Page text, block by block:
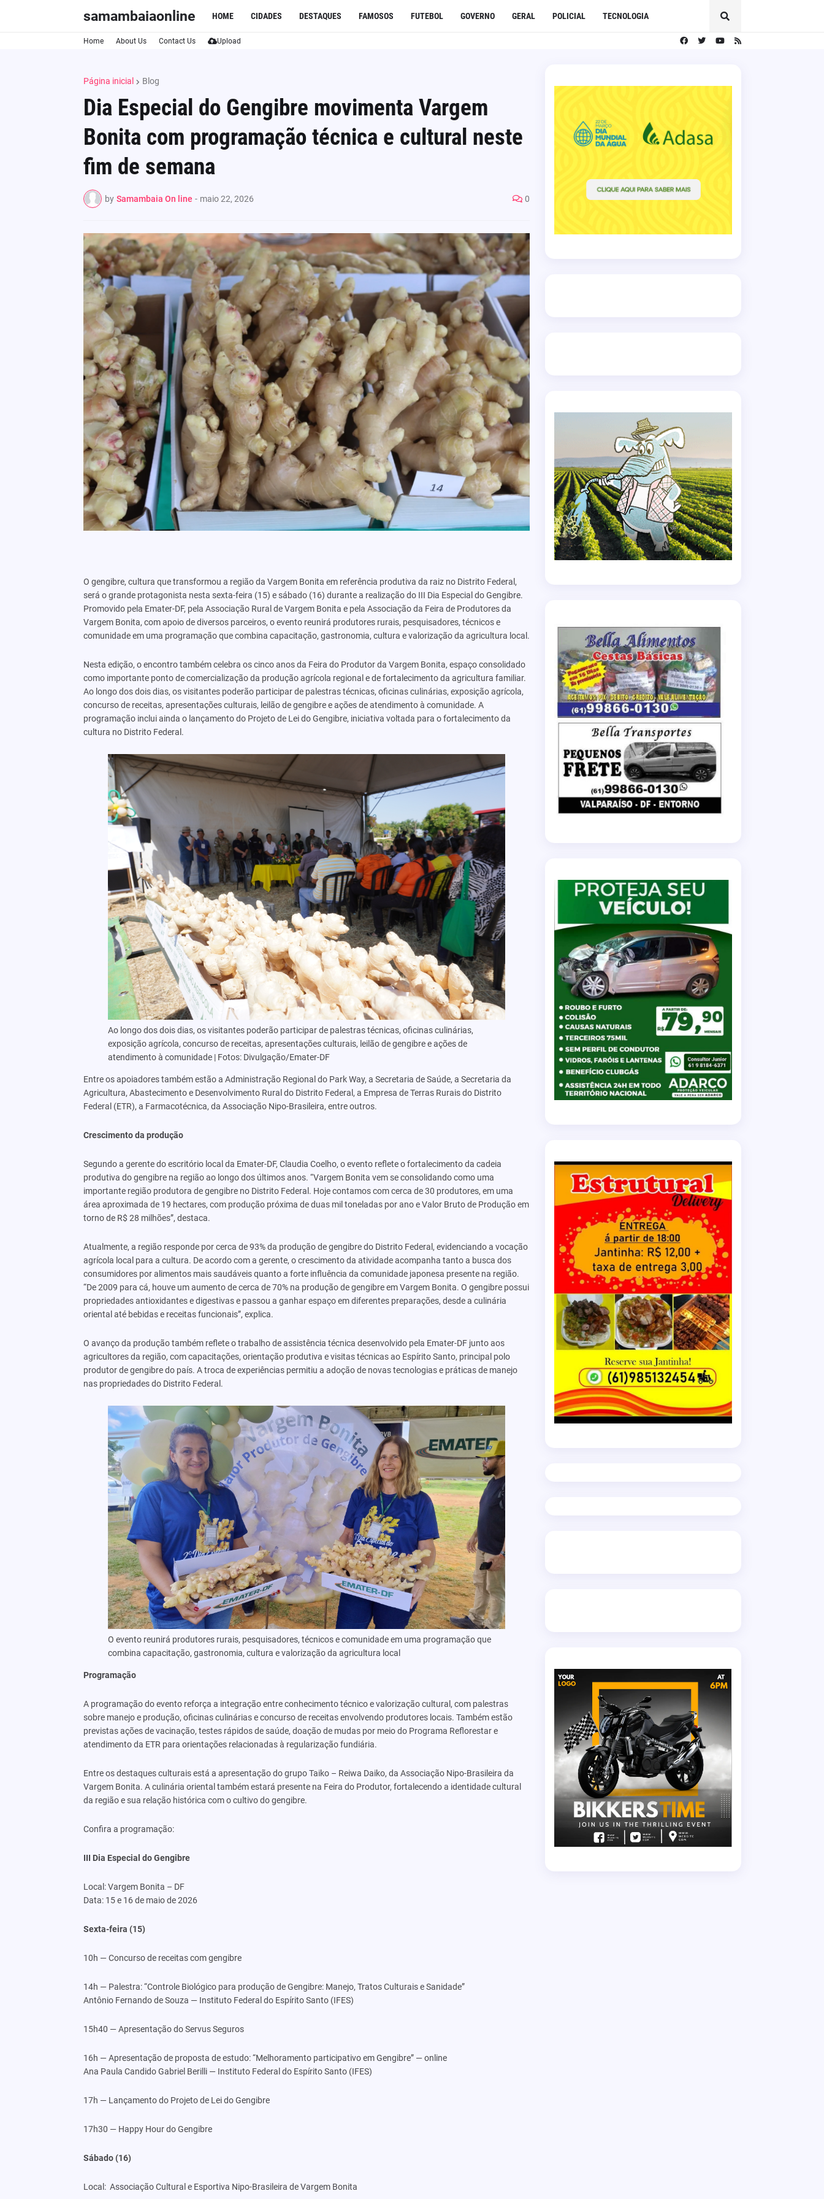
samambaiaonline HOME CIDADES DESTAQUES FAMOSOS FUTEBOL GOVERNO GERAL POLICIAL TECNOLOGIA
Home About Us Contact Us Upload
Página inicial Blog
Dia Especial do Gengibre movimenta Vargem
Bonita com programação técnica e cultural neste
fim de semana
by Samambaia On line - maio 22, 2026 0
O gengibre, cultura que transformou a região da Vargem Bonita em referência produtiva da raiz no Distrito Federal,
será o grande protagonista nesta sexta-feira (15) e sábado (16) durante a realização do III Dia Especial do Gengibre.
Promovido pela Emater-DF, pela Associação Rural de Vargem Bonita e pela Associação da Feira de Produtores da
Vargem Bonita, com apoio de diversos parceiros, o evento reunirá produtores rurais, pesquisadores, técnicos e
comunidade em uma programação que combina capacitação, gastronomia, cultura e valorização da agricultura local.
Nesta edição, o encontro também celebra os cinco anos da Feira do Produtor da Vargem Bonita, espaço consolidado
como importante ponto de comercialização da produção agrícola regional e de fortalecimento da agricultura familiar.
Ao longo dos dois dias, os visitantes poderão participar de palestras técnicas, oficinas culinárias, exposição agrícola,
concurso de receitas, apresentações culturais, leilão de gengibre e ações de atendimento à comunidade. A
programação inclui ainda o lançamento do Projeto de Lei do Gengibre, iniciativa voltada para o fortalecimento da
cultura no Distrito Federal.
Ao longo dos dois dias, os visitantes poderão participar de palestras técnicas, oficinas culinárias,
exposição agrícola, concurso de receitas, apresentações culturais, leilão de gengibre e ações de
atendimento à comunidade | Fotos: Divulgação/Emater-DF
Entre os apoiadores também estão a Administração Regional do Park Way, a Secretaria de Saúde, a Secretaria da
Agricultura, Abastecimento e Desenvolvimento Rural do Distrito Federal, a Empresa de Terras Rurais do Distrito
Federal (ETR), a Farmacotécnica, da Associação Nipo-Brasileira, entre outros.
Crescimento da produção
Segundo a gerente do escritório local da Emater-DF, Claudia Coelho, o evento reflete o fortalecimento da cadeia
produtiva do gengibre na região ao longo dos últimos anos. “Vargem Bonita vem se consolidando como uma
importante região produtora de gengibre no Distrito Federal. Hoje contamos com cerca de 30 produtores, em uma
área aproximada de 19 hectares, com produção próxima de duas mil toneladas por ano e Valor Bruto de Produção em
torno de R$ 28 milhões”, destaca.
Atualmente, a região responde por cerca de 93% da produção de gengibre do Distrito Federal, evidenciando a vocação
agrícola local para a cultura. De acordo com a gerente, o crescimento da atividade acompanha tanto a busca dos
consumidores por alimentos mais saudáveis quanto a forte influência da comunidade japonesa presente na região.
“De 2009 para cá, houve um aumento de cerca de 70% na produção de gengibre em Vargem Bonita. O gengibre possui
propriedades antioxidantes e digestivas e passou a ganhar espaço em diferentes preparações, desde a culinária
oriental até bebidas e receitas funcionais”, explica.
O avanço da produção também reflete o trabalho de assistência técnica desenvolvido pela Emater-DF junto aos
agricultores da região, com capacitações, orientação produtiva e visitas técnicas ao Espírito Santo, principal polo
produtor de gengibre do país. A troca de experiências permitiu a adoção de novas tecnologias e práticas de manejo
nas propriedades do Distrito Federal.
O evento reunirá produtores rurais, pesquisadores, técnicos e comunidade em uma programação que
combina capacitação, gastronomia, cultura e valorização da agricultura local
Programação
A programação do evento reforça a integração entre conhecimento técnico e valorização cultural, com palestras
sobre manejo e produção, oficinas culinárias e concurso de receitas envolvendo produtores locais. Também estão
previstas ações de vacinação, testes rápidos de saúde, doação de mudas por meio do Programa Reflorestar e
atendimento da ETR para orientações relacionadas à regularização fundiária.
Entre os destaques culturais está a apresentação do grupo Taiko – Reiwa Daiko, da Associação Nipo-Brasileira da
Vargem Bonita. A culinária oriental também estará presente na Feira do Produtor, fortalecendo a identidade cultural
da região e sua relação histórica com o cultivo do gengibre.
Confira a programação:
III Dia Especial do Gengibre
Local: Vargem Bonita – DF
Data: 15 e 16 de maio de 2026
Sexta-feira (15)
10h — Concurso de receitas com gengibre
14h — Palestra: “Controle Biológico para produção de Gengibre: Manejo, Tratos Culturais e Sanidade”
Antônio Fernando de Souza — Instituto Federal do Espírito Santo (IFES)
15h40 — Apresentação do Servus Seguros
16h — Apresentação de proposta de estudo: “Melhoramento participativo em Gengibre” — online
Ana Paula Candido Gabriel Berilli — Instituto Federal do Espírito Santo (IFES)
17h — Lançamento do Projeto de Lei do Gengibre
17h30 — Happy Hour do Gengibre
Sábado (16)
Local: Associação Cultural e Esportiva Nipo-Brasileira de Vargem Bonita